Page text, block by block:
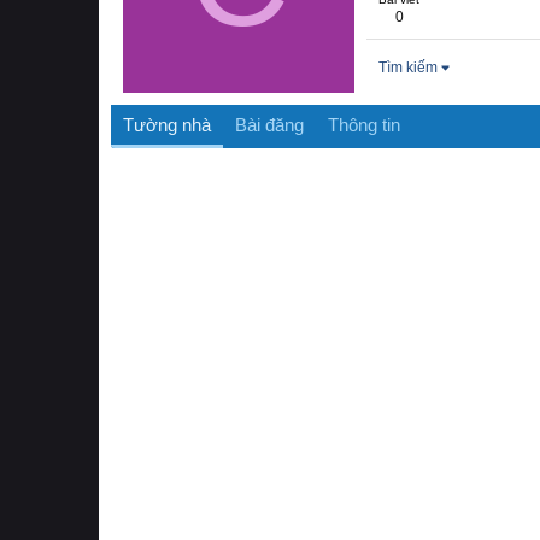
0
Tìm kiếm
Tường nhà Bài đăng Thông tin